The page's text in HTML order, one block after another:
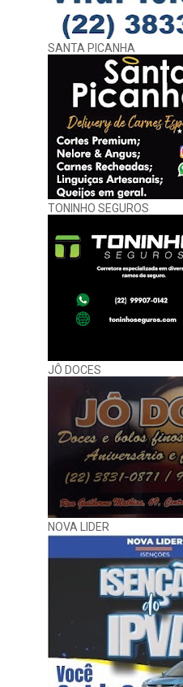
SANTA PICANHA
TONINHO SEGUROS
JÔ DOCES
NOVA LIDER